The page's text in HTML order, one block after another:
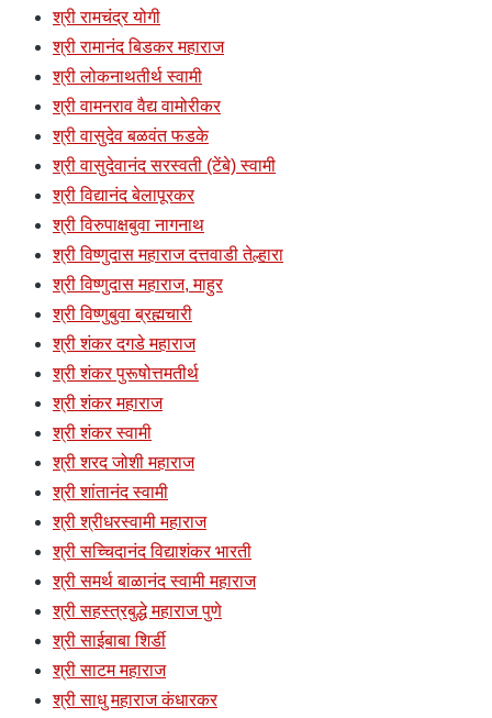
श्री रामचंद्र योगी
श्री रामानंद बिडकर महाराज
श्री लोकनाथतीर्थ स्वामी
श्री वामनराव वैद्य वामोरीकर
श्री वासुदेव बळवंत फडके
श्री वासुदेवानंद सरस्वती (टेंबे) स्वामी
श्री विद्यानंद बेलापूरकर
श्री विरुपाक्षबुवा नागनाथ
श्री विष्णुदास महाराज दत्तवाडी तेल्हारा
श्री विष्णुदास महाराज, माहुर
श्री विष्णुबुवा ब्रह्मचारी
श्री शंकर दगडे महाराज
श्री शंकर पुरूषोत्तमतीर्थ
श्री शंकर महाराज
श्री शंकर स्वामी
श्री शरद जोशी महाराज
श्री शांतानंद स्वामी
श्री श्रीधरस्वामी महाराज
श्री सच्चिदानंद विद्याशंकर भारती
श्री समर्थ बाळानंद स्वामी महाराज
श्री सहस्त्रबुद्धे महाराज पुणे
श्री साईबाबा शिर्डी
श्री साटम महाराज
श्री साधु महाराज कंधारकर